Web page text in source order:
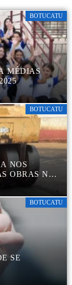
BOTUCATU
MÉDIAS
BOTUCATU
NOS
OBRAS NA
BOTUCATU
SE